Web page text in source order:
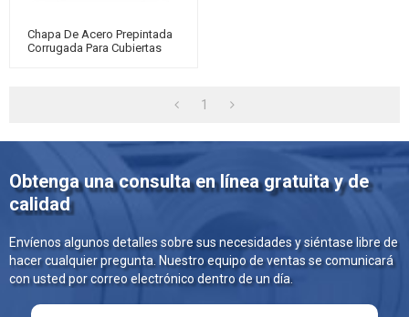
Chapa De Acero Prepintada
Corrugada Para Cubiertas
1
Obtenga una consulta en línea gratuita y de
calidad
Envíenos algunos detalles sobre sus necesidades y siéntase libre de
hacer cualquier pregunta. Nuestro equipo de ventas se comunicará
con usted por correo electrónico dentro de un día.